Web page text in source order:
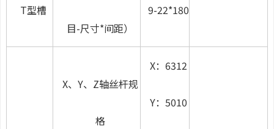
T型槽
目-尺寸*间距）
9-22*180
X、Y、Z轴丝杆规
格
X：6312
Y：5010